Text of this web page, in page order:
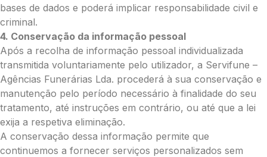
O seu email*
Mensagem a constar no cartão
Pedidos/Informações adicionais
bases de dados e poderá implicar responsabilidade civil e
criminal.
4. Conservação da informação pessoal
Após a recolha de informação pessoal individualizada
transmitida voluntariamente pelo utilizador, a Servifune –
Agências Funerárias Lda. procederá à sua conservação e
manutenção pelo período necessário à finalidade do seu
tratamento, até instruções em contrário, ou até que a lei
exija a respetiva eliminação.
A conservação dessa informação permite que
continuemos a fornecer serviços personalizados sem